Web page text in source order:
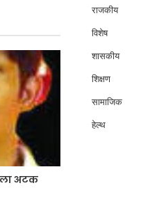
अटक
राजकीय
विशेष
शासकीय
शिक्षण
सामाजिक
हेल्थ